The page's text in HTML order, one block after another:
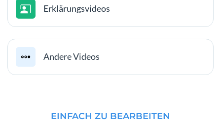
Erklärungsvideos
Andere Videos
EINFACH ZU BEARBEITEN